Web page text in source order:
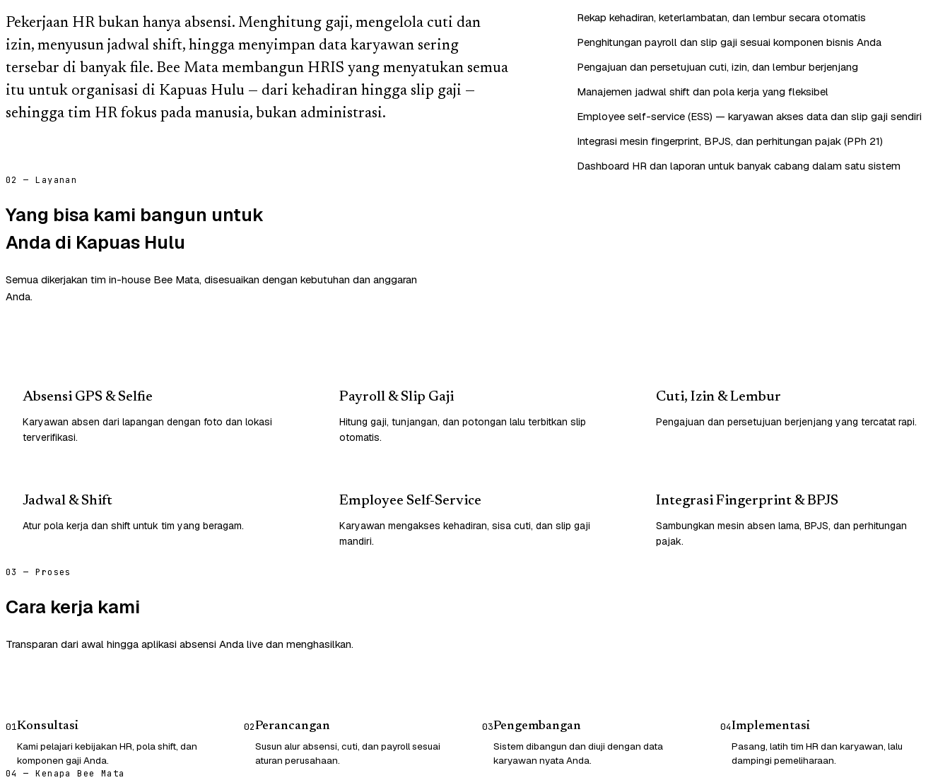
Pekerjaan HR bukan hanya absensi. Menghitung gaji, mengelola cuti dan
izin, menyusun jadwal shift, hingga menyimpan data karyawan sering
tersebar di banyak file. Bee Mata membangun HRIS yang menyatukan semua
itu untuk organisasi di Kapuas Hulu — dari kehadiran hingga slip gaji —
sehingga tim HR fokus pada manusia, bukan administrasi.
Rekap kehadiran, keterlambatan, dan lembur secara otomatis
Penghitungan payroll dan slip gaji sesuai komponen bisnis Anda
Pengajuan dan persetujuan cuti, izin, dan lembur berjenjang
Manajemen jadwal shift dan pola kerja yang fleksibel
Employee self-service (ESS) — karyawan akses data dan slip gaji sendiri
Integrasi mesin fingerprint, BPJS, dan perhitungan pajak (PPh 21)
Dashboard HR dan laporan untuk banyak cabang dalam satu sistem
02 — Layanan
Yang bisa kami bangun untuk
Anda di Kapuas Hulu
Semua dikerjakan tim in-house Bee Mata, disesuaikan dengan kebutuhan dan anggaran
Anda.
Absensi GPS & Selfie
Karyawan absen dari lapangan dengan foto dan lokasi
terverifikasi.
Payroll & Slip Gaji
Hitung gaji, tunjangan, dan potongan lalu terbitkan slip
otomatis.
Cuti, Izin & Lembur
Pengajuan dan persetujuan berjenjang yang tercatat rapi.
Jadwal & Shift
Atur pola kerja dan shift untuk tim yang beragam.
Employee Self-Service
Karyawan mengakses kehadiran, sisa cuti, dan slip gaji
mandiri.
Integrasi Fingerprint & BPJS
Sambungkan mesin absen lama, BPJS, dan perhitungan
pajak.
03 — Proses
Cara kerja kami
Transparan dari awal hingga aplikasi absensi Anda live dan menghasilkan.
01Konsultasi
Kami pelajari kebijakan HR, pola shift, dan
komponen gaji Anda.
02Perancangan
Susun alur absensi, cuti, dan payroll sesuai
aturan perusahaan.
03Pengembangan
Sistem dibangun dan diuji dengan data
karyawan nyata Anda.
04Implementasi
Pasang, latih tim HR dan karyawan, lalu
dampingi pemeliharaan.
04 — Kenapa Bee Mata